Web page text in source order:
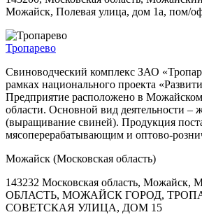
Можайск, Полевая улица, дом 1а, пом/
Тропарево
Свиноводческий комплекс ЗАО
рамках национального проекта
Предприятие расположено в
области. Основной вид деятельности –
(выращивание свиней). Продукция
мясоперерабатывающим и оптово-
Можайск (Московская область)
143232 Московская область,
ОБЛАСТЬ, МОЖАЙСК ГОРОД,
СОВЕТСКАЯ УЛИЦА, ДОМ 15